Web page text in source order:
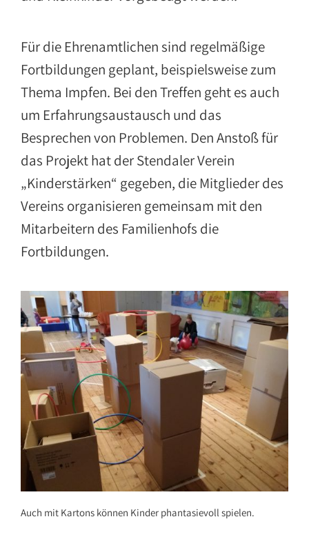
Für die Ehrenamtlichen sind regelmäßige
Fortbildungen geplant, beispielsweise zum
Thema Impfen. Bei den Treffen geht es auch
um Erfahrungsaustausch und das
Besprechen von Problemen. Den Anstoß für
das Projekt hat der Stendaler Verein
„Kinderstärken“ gegeben, die Mitglieder des
Vereins organisieren gemeinsam mit den
Mitarbeitern des Familienhofs die
Fortbildungen.
Auch mit Kartons können Kinder phantasievoll spielen.